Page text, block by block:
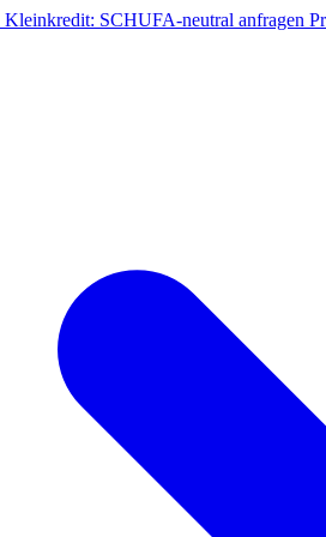
Kleinkredit: SCHUFA-neutral anfragen